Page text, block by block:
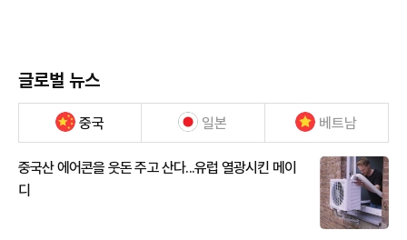
글로벌 뉴스
중국 일본 베트남
중국산 에어콘을 웃돈 주고 산다...유럽 열광시킨 메이
디